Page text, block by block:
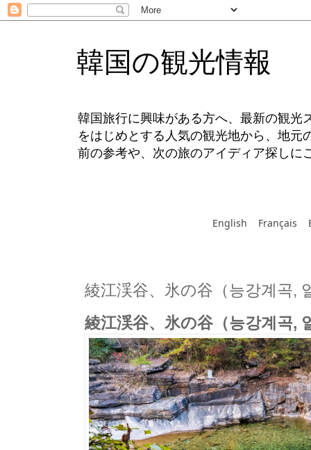
韓国の観光情報
韓国旅行に興味がある方へ、最新の観光
をはじめとする人気の観光地から、地
前の参考や、次の旅のアイディア探しに
English Français
綾江渓谷、氷の谷（능강계곡,
綾江渓谷、氷の谷（능강계곡,